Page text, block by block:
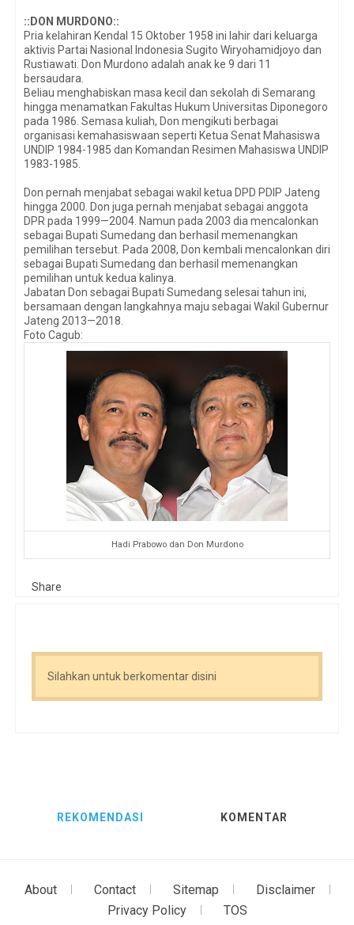
::DON MURDONO::
Pria kelahiran Kendal 15 Oktober 1958 ini lahir dari keluarga
aktivis Partai Nasional Indonesia Sugito Wiryohamidjoyo dan
Rustiawati. Don Murdono adalah anak ke 9 dari 11
bersaudara.
Beliau menghabiskan masa kecil dan sekolah di Semarang
hingga menamatkan Fakultas Hukum Universitas Diponegoro
pada 1986. Semasa kuliah, Don mengikuti berbagai
organisasi kemahasiswaan seperti Ketua Senat Mahasiswa
UNDIP 1984-1985 dan Komandan Resimen Mahasiswa UNDIP
1983-1985.
Don pernah menjabat sebagai wakil ketua DPD PDIP Jateng
hingga 2000. Don juga pernah menjabat sebagai anggota
DPR pada 1999—2004. Namun pada 2003 dia mencalonkan
sebagai Bupati Sumedang dan berhasil memenangkan
pemilihan tersebut. Pada 2008, Don kembali mencalonkan diri
sebagai Bupati Sumedang dan berhasil memenangkan
pemilihan untuk kedua kalinya.
Jabatan Don sebagai Bupati Sumedang selesai tahun ini,
bersamaan dengan langkahnya maju sebagai Wakil Gubernur
Jateng 2013—2018.
Foto Cagub:
Hadi Prabowo dan Don Murdono
Share
Silahkan untuk berkomentar disini
REKOMENDASI KOMENTAR
About Contact Sitemap
Disclaimer
Privacy Policy
TOS